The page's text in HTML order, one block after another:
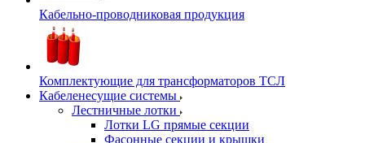
Кабельно-проводниковая продукция
Комплектующие для трансформаторов ТСЛ
Кабеленесущие системы
Лестничные лотки
Лотки LG прямые секции
Фасонные секции и крышки